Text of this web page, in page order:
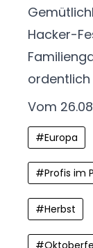
Gemüt
Hacker-
Vom
#Europa
#Profis im
#Herbst